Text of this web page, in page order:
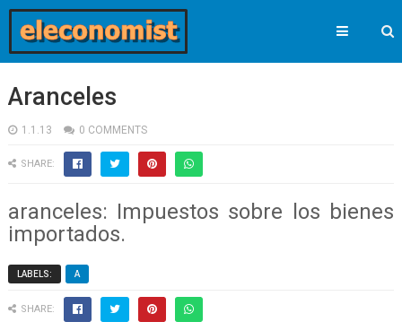
Aranceles
1.1.13 0 COMMENTS
SHARE:
aranceles: Impuestos sobre los bienes
importados.
LABELS: A
SHARE: